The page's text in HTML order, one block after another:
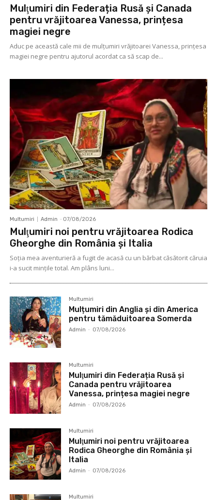
Mulţumiri din Federația Rusă și Canada
pentru vrăjitoarea Vanessa, prințesa
magiei negre
Aduc pe această cale mii de mulţumiri vrăjitoarei Vanessa, prințesa
magiei negre pentru ajutorul acordat ca să scap de...
Multumiri Admin - 07/08/2026
Mulţumiri noi pentru vrăjitoarea Rodica
Gheorghe din România și Italia
Soţia mea aventurieră a fugit de acasă cu un bărbat căsătorit căruia
i-a sucit mințile total. Am plâns luni...
Multumiri
Mulțumiri din Anglia și din America
pentru tămăduitoarea Somerda
Admin - 07/08/2026
Multumiri
Mulţumiri din Federația Rusă și
Canada pentru vrăjitoarea
Vanessa, prințesa magiei negre
Admin - 07/08/2026
Multumiri
Mulţumiri noi pentru vrăjitoarea
Rodica Gheorghe din România și
Italia
Admin - 07/08/2026
Multumiri